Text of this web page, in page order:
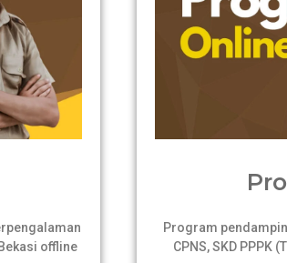
offline
Program
CPNS, SKD PPPK